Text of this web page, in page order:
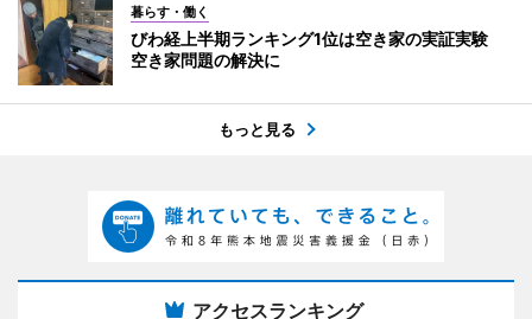
暮らす・働く
びわ経上半期ランキング1位は空き家の実証実験
空き家問題の解決に
もっと見る
アクセスランキング